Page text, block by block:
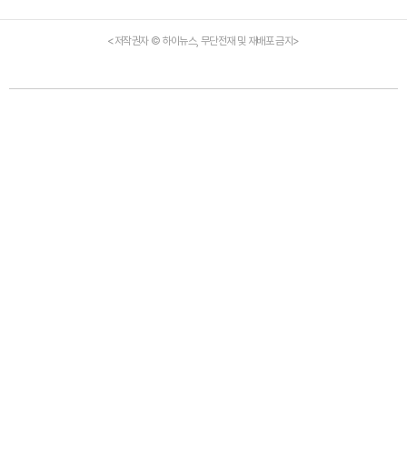
<저작권자 © 하이뉴스, 무단전재 및 재배포 금지>